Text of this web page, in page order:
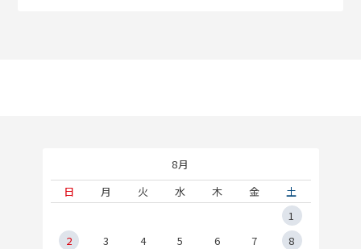
8月
日
月 火 水 木 金
土
1
2
3 4 5 6 7
8